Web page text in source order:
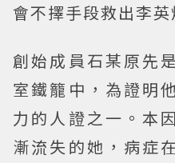
會不擇手段救出李英
創始成員石某原先
室鐵籠中，為證明
力的人證之一。本
漸流失的她，病症